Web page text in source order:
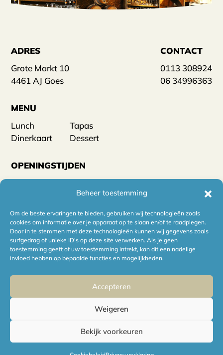
Beheer toestemming
Om de beste ervaringen te bieden, gebruiken wij technologieën zoals
cookies om informatie over je apparaat op te slaan en/of te raadplegen.
Door in te stemmen met deze technologieën kunnen wij gegevens zoals
surfgedrag of unieke ID's op deze site verwerken. Als je geen
toestemming geeft of uw toestemming intrekt, kan dit een nadelige
invloed hebben op bepaalde functies en mogelijkheden.
Accepteren
Weigeren
Bekijk voorkeuren
ADRES
Grote Markt 10
4461 AJ Goes
CONTACT
0113 308924
06 34996363
OPENINGSTIJDEN
MENU
Lunch
Tapas
Dinerkaart
Dessert
Cookieverklaring
Realisatie:Searacon